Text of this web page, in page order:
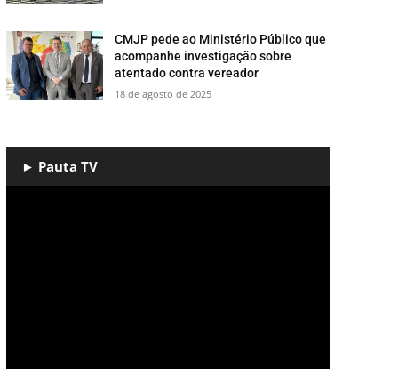
CMJP pede ao Ministério Público que
acompanhe investigação sobre
atentado contra vereador
18 de agosto de 2025
► Pauta TV